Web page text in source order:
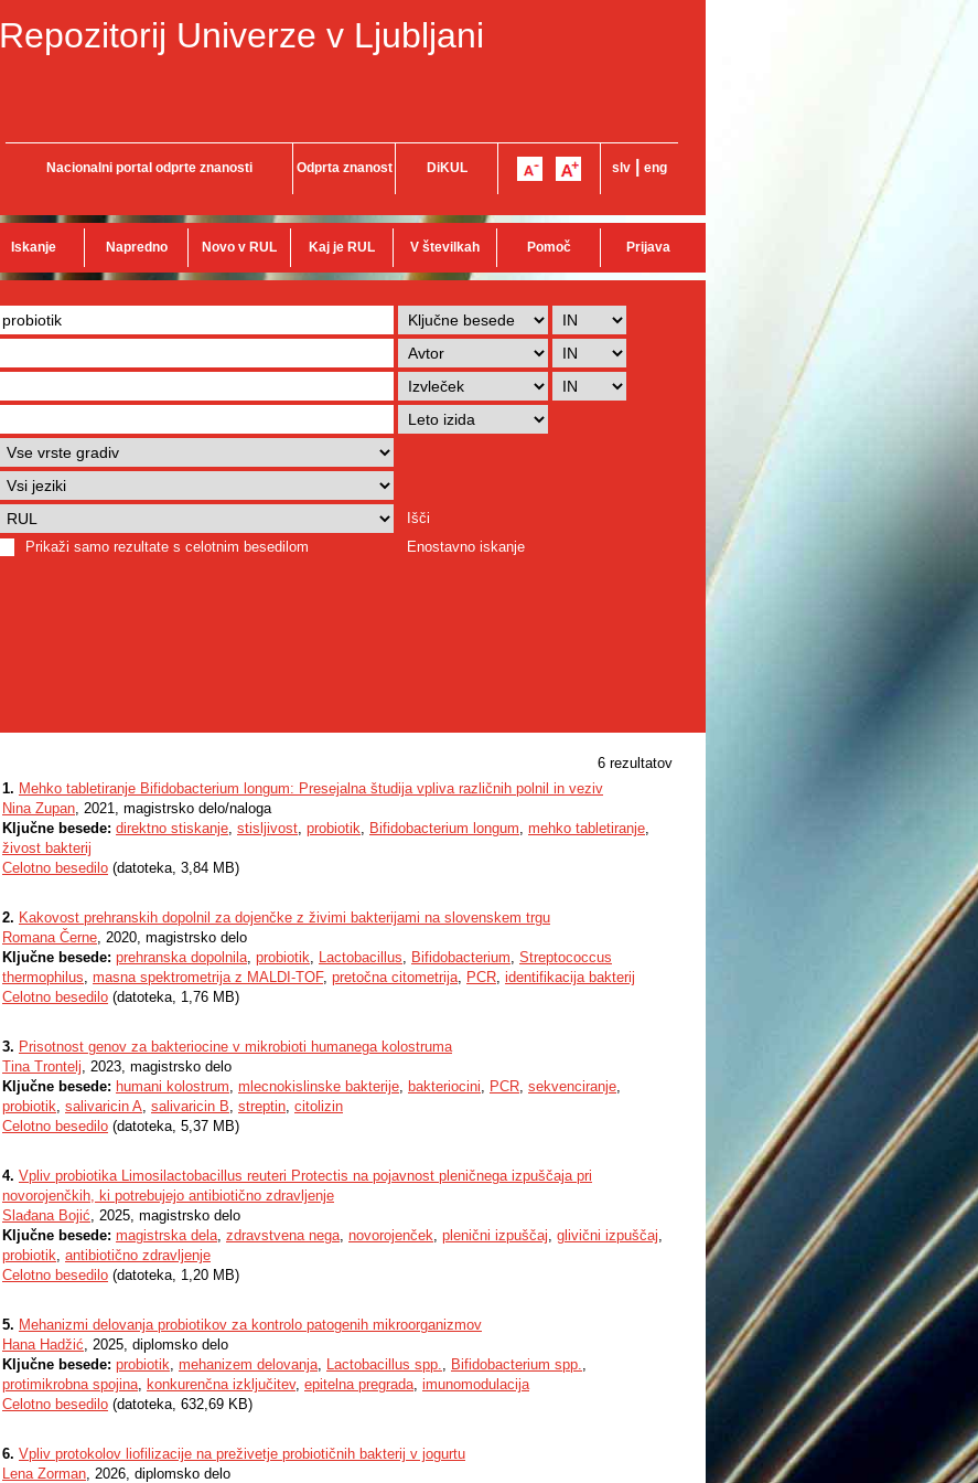
Repozitorij Univerze v Ljubljani
Nacionalni portal odprte znanosti Odprta znanost DiKUL slv eng
Iskanje Napredno Novo v RUL Kaj je RUL V številkah Pomoč Prijava
Išči
Prikaži samo rezultate s celotnim besedilom
Enostavno iskanje
6 rezultatov
1. Mehko tabletiranje Bifidobacterium longum: Presejalna študija vpliva različnih polnil in veziv
Nina Zupan, 2021, magistrsko delo/naloga
Ključne besede: direktno stiskanje, stisljivost, probiotik, Bifidobacterium longum, mehko tabletiranje,
živost bakterij
Celotno besedilo (datoteka, 3,84 MB)
2. Kakovost prehranskih dopolnil za dojenčke z živimi bakterijami na slovenskem trgu
Romana Černe, 2020, magistrsko delo
Ključne besede: prehranska dopolnila, probiotik, Lactobacillus, Bifidobacterium, Streptococcus
thermophilus, masna spektrometrija z MALDI-TOF, pretočna citometrija, PCR, identifikacija bakterij
Celotno besedilo (datoteka, 1,76 MB)
3. Prisotnost genov za bakteriocine v mikrobioti humanega kolostruma
Tina Trontelj, 2023, magistrsko delo
Ključne besede: humani kolostrum, mlecnokislinske bakterije, bakteriocini, PCR, sekvenciranje,
probiotik, salivaricin A, salivaricin B, streptin, citolizin
Celotno besedilo (datoteka, 5,37 MB)
4. Vpliv probiotika Limosilactobacillus reuteri Protectis na pojavnost pleničnega izpuščaja pri
novorojenčkih, ki potrebujejo antibiotično zdravljenje
Slađana Bojić, 2025, magistrsko delo
Ključne besede: magistrska dela, zdravstvena nega, novorojenček, plenični izpuščaj, glivični izpuščaj,
probiotik, antibiotično zdravljenje
Celotno besedilo (datoteka, 1,20 MB)
5. Mehanizmi delovanja probiotikov za kontrolo patogenih mikroorganizmov
Hana Hadžić, 2025, diplomsko delo
Ključne besede: probiotik, mehanizem delovanja, Lactobacillus spp., Bifidobacterium spp.,
protimikrobna spojina, konkurenčna izključitev, epitelna pregrada, imunomodulacija
Celotno besedilo (datoteka, 632,69 KB)
6. Vpliv protokolov liofilizacije na preživetje probiotičnih bakterij v jogurtu
Lena Zorman, 2026, diplomsko delo